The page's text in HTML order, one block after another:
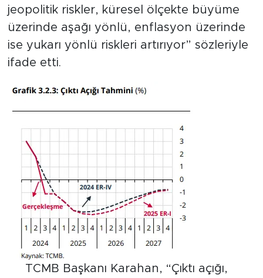
jeopolitik riskler, küresel ölçekte büyüme
üzerinde aşağı yönlü, enflasyon üzerinde
ise yukarı yönlü riskleri artırıyor” sözleriyle
ifade etti.
TCMB Başkanı Karahan, “Çıktı açığı,